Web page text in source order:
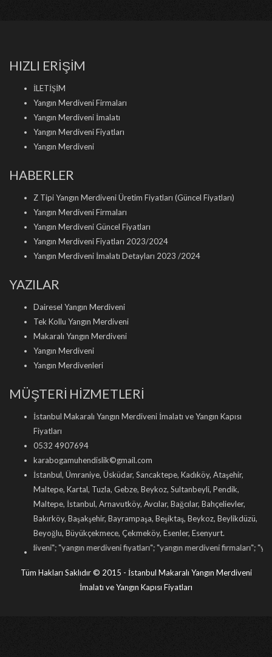
HIZLI ERİŞİM
İLETİŞİM
Yangın Merdiveni Firmaları
Yangın Merdiveni İmalatı
Yangın Merdiveni Fiyatları
Yangın Merdiveni
HABERLER
Z Tipi Yangın Merdiveni Üretim Fiyatları (Güncel Fiyatları)
Yangın Merdiveni Firmaları
Yangın Merdiveni Güncel Fiyatları
Yangın Merdiveni Fiyatları 2023/2024
Yangın Merdiveni İmalatı Detayları 2023 /2024
YAZILAR
Dairesel Yangın Merdiveni
Tek Kollu Yangın Merdiveni
Makaralı Yangın Merdiveni
Yangın Merdiveni
Yangın Merdivenleri
MÜŞTERİ HİZMETLERİ
İstanbul Makaralı Yangın Merdiveni İmalatı ve Yangın Kapısı
Fiyatları
0532 4907694
karabogamuhendislik©gmail.com
İstanbul, Ümraniye, Üsküdar, Sancaktepe, Kadıköy, Ataşehir,
Maltepe, Kartal, Tuzla, Gebze, Beykoz, Sultanbeyli, Pendik,
Maltepe, İstanbul, Arnavutköy, Avcılar, Bağcılar, Bahçelievler,
Bakırköy, Başakşehir, Bayrampaşa, Beşiktaş, Beykoz, Beylikdüzü,
Beyoğlu, Büyükçekmece, Çekmeköy, Esenler, Esenyurt.
yangın merdiveni fiyatları"; "yangın merdiveni firmaları"; "yangın merdiveni
Tüm Hakları Saklıdır © 2015 - İstanbul Makaralı Yangın Merdiveni
İmalatı ve Yangın Kapısı Fiyatları